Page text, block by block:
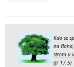
Kdo se
na
strom u
(Jr 17,5)